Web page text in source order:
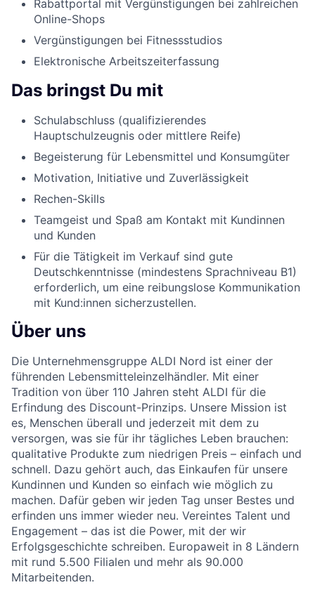
Rabattportal mit Vergünstigungen bei zahlreichen
Online-Shops
Vergünstigungen bei Fitnessstudios
Elektronische Arbeitszeiterfassung
Das bringst Du mit
Schulabschluss (qualifizierendes
Hauptschulzeugnis oder mittlere Reife)
Begeisterung für Lebensmittel und Konsumgüter
Motivation, Initiative und Zuverlässigkeit
Rechen-Skills
Teamgeist und Spaß am Kontakt mit Kundinnen
und Kunden
Für die Tätigkeit im Verkauf sind gute
Deutschkenntnisse (mindestens Sprachniveau B1)
erforderlich, um eine reibungslose Kommunikation
mit Kund:innen sicherzustellen.
Über uns
Die Unternehmensgruppe ALDI Nord ist einer der
führenden Lebensmitteleinzelhändler. Mit einer
Tradition von über 110 Jahren steht ALDI für die
Erfindung des Discount-Prinzips. Unsere Mission ist
es, Menschen überall und jederzeit mit dem zu
versorgen, was sie für ihr tägliches Leben brauchen:
qualitative Produkte zum niedrigen Preis – einfach und
schnell. Dazu gehört auch, das Einkaufen für unsere
Kundinnen und Kunden so einfach wie möglich zu
machen. Dafür geben wir jeden Tag unser Bestes und
erfinden uns immer wieder neu. Vereintes Talent und
Engagement – das ist die Power, mit der wir
Erfolgsgeschichte schreiben. Europaweit in 8 Ländern
mit rund 5.500 Filialen und mehr als 90.000
Mitarbeitenden.